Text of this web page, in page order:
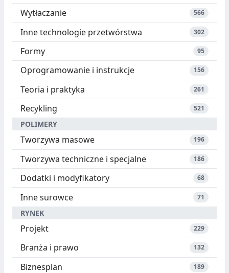
Wytłaczanie 566
Inne technologie przetwórstwa 302
Formy 95
Oprogramowanie i instrukcje 156
Teoria i praktyka 261
Recykling 521
POLIMERY
Tworzywa masowe 196
Tworzywa techniczne i specjalne 186
Dodatki i modyfikatory 68
Inne surowce 71
RYNEK
Projekt 229
Branża i prawo 132
Biznesplan 189